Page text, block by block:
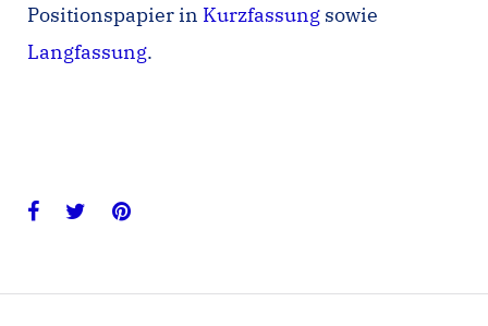
Positionspapier in Kurzfassung sowie
Langfassung.
Facebook
TwitterPinterest